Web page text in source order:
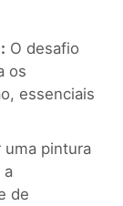
O desafio
os
essenciais
uma pintura
a
de